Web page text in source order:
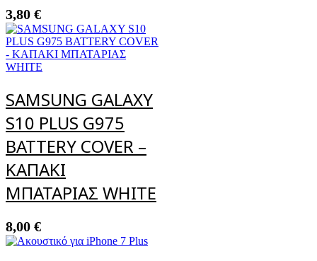
3,80 €
SAMSUNG GALAXY
S10 PLUS G975
BATTERY COVER –
ΚΑΠΑΚΙ
ΜΠΑΤΑΡΙΑΣ WHITE
8,00 €